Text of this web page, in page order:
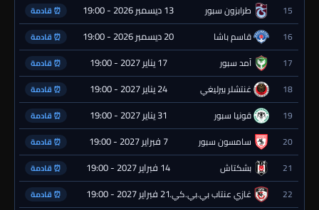
15 طرابزون سبور 13 ديسمبر 2026 - 19:00 ⏰ قادمة
16 قاسم باشا 20 ديسمبر 2026 - 19:00 ⏰ قادمة
17 آمد سبور 17 يناير 2027 - 19:00 ⏰ قادمة
18 غنتشلر بيرليغي 24 يناير 2027 - 19:00 ⏰ قادمة
19 قونيا سبور 31 يناير 2027 - 19:00 ⏰ قادمة
20 سامسون سبور 7 فبراير 2027 - 19:00 ⏰ قادمة
21 بشكتاش 14 فبراير 2027 - 19:00 ⏰ قادمة
22 غازي عنتاب بي.بي.كي.21 فبراير 2027 - 19:00 ⏰ قادمة